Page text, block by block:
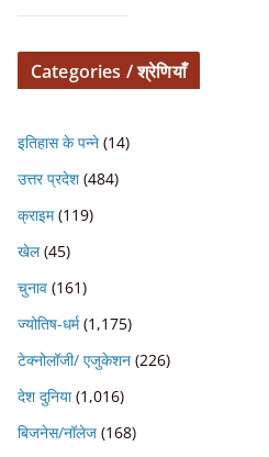
Categories / श्रेणियाँ
इतिहास के पन्ने (14)
उत्तर प्रदेश (484)
क्राइम(119)
खेल(45)
चुनाव (161)
ज्योतिष-धर्म(1,175)
टेक्नोलॉजी/ एजुकेशन (226)
देश दुनिया(1,016)
बिजनेस/नॉलेज (168)